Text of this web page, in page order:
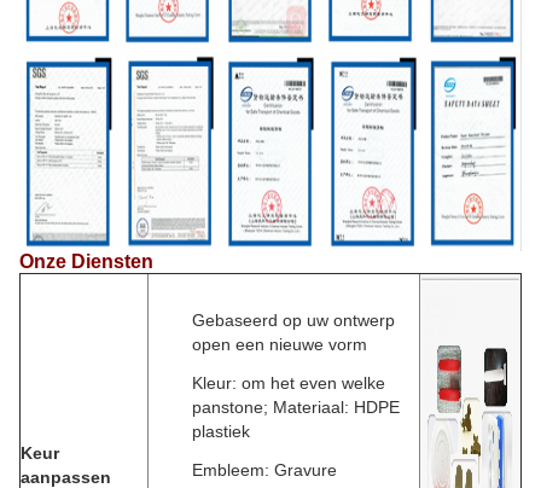
Onze Diensten
Keur
aanpassen
Gebaseerd op uw ontwerp
open een nieuwe vorm
Kleur: om het even welke
panstone; Materiaal: HDPE
plastiek
Embleem: Gravure